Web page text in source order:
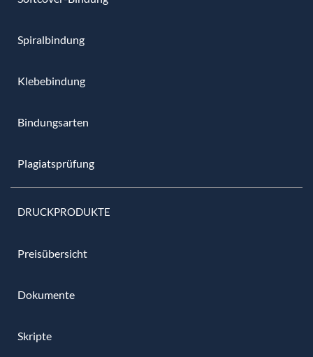
Spiralbindung
Klebebindung
Bindungsarten
Plagiatsprüfung
DRUCKPRODUKTE
Preisübersicht
Dokumente
Skripte